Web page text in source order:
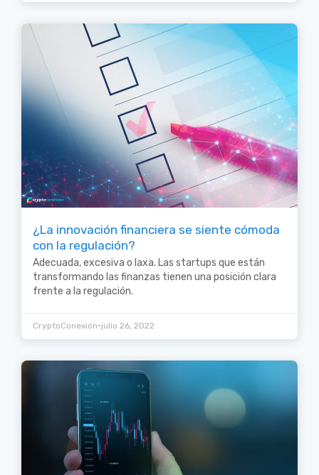
¿La innovación financiera se siente cómoda
con la regulación?
Adecuada, excesiva o laxa. Las startups que están
transformando las finanzas tienen una posición clara
frente a la regulación.
CryptoConexión•julio 26, 2022